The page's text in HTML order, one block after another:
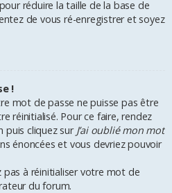
réduire la taille de la base de
de vous ré-enregistrer et soyez
!
mot de passe ne puisse pas être
réinitialisé. Pour ce faire, rendez
puis cliquez sur J’ai oublié mon mot
énoncées et vous devriez pouvoir
à réinitialiser votre mot de
du forum.